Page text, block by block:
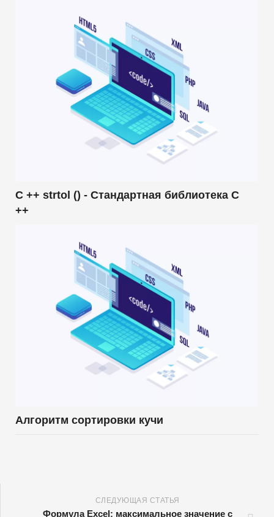
C ++ strtol () - Стандартная библиотека C
++
Алгоритм сортировки кучи
СЛЕДУЮЩАЯ СТАТЬЯ
Формула Excel: максимальное значение с